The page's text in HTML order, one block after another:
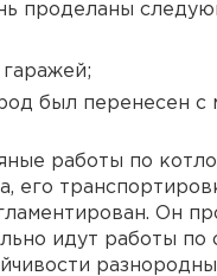
проделаны
гаражей;
был перенесен с
работы по
его
Он
идут работы по